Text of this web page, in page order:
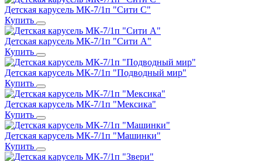
Детская карусель МК-7/1п "Сити C"
Купить
Детская карусель МК-7/1п "Сити A"
Купить
Детская карусель МК-7/1п "Подводный мир"
Купить
Детская карусель МК-7/1п "Мексика"
Купить
Детская карусель МК-7/1п "Машинки"
Купить